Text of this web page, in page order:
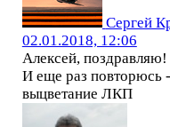
Сергей
02.01.2018, 12:06
Алексей, поздравляю!
И еще раз повторюсь
выцветание ЛКП